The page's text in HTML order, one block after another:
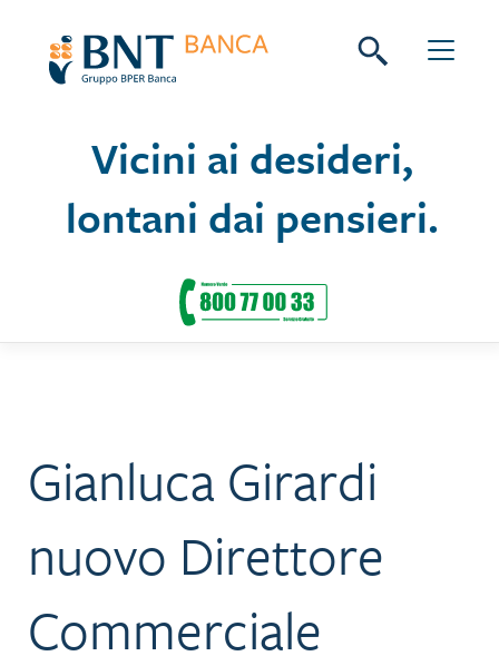
Vicini ai desideri,
lontani dai pensieri.
Seguici su:
Gianluca Girardi
nuovo Direttore
Commerciale